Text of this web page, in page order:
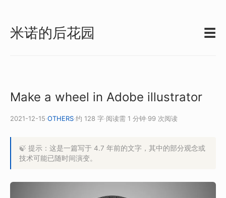
米诺的后花园 ☰
Make a wheel in Adobe illustrator
2021-12-15·OTHERS·约 128 字·阅读需 1 分钟·99 次阅读
🍃 提示：这是一篇写于 4.7 年前的文字，其中的部分观念或
技术可能已随时间演变。